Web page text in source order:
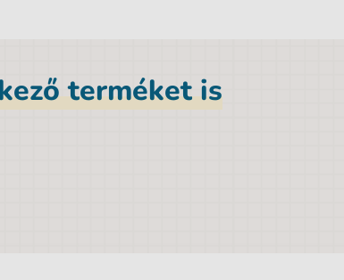
terméket is